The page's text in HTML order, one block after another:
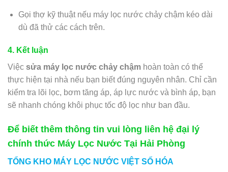
Gọi thợ kỹ thuật nếu máy lọc nước chảy chậm kéo dài
dù đã thử các cách trên.
4. Kết luận
Việc sửa máy lọc nước chảy chậm hoàn toàn có thể
thực hiện tại nhà nếu bạn biết đúng nguyên nhân. Chỉ cần
kiểm tra lõi lọc, bơm tăng áp, áp lực nước và bình áp, bạn
sẽ nhanh chóng khôi phục tốc độ lọc như ban đầu.
Để biết thêm thông tin vui lòng liên hệ đại lý
chính thức Máy Lọc Nước Tại Hải Phòng
TỔNG KHO MÁY LỌC NƯỚC VIỆT SỐ HÓA